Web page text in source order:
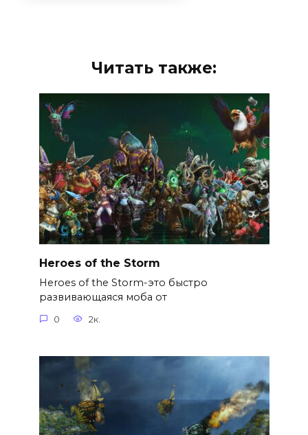
Читать также:
Heroes of the Storm
Heroes of the Storm-это быстро
развивающаяся моба от
0 2к.